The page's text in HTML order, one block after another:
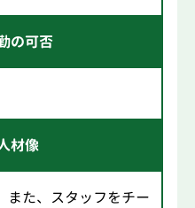
の可否
材像
また、スタッフをチー